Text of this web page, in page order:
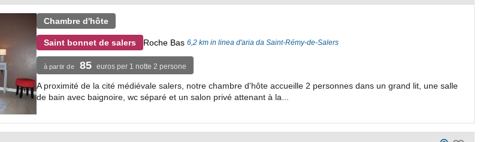
Chambre d'hôte
Saint bonnet de salers Roche Bas 6,2 km in linea d'aria da Saint-Rémy-de-Salers
à partir de 85 euros per 1 notte 2 persone
A proximité de la cité médiévale salers, notre chambre d'hôte accueille 2 personnes dans un grand lit, une salle
de bain avec baignoire, wc séparé et un salon privé attenant à la...